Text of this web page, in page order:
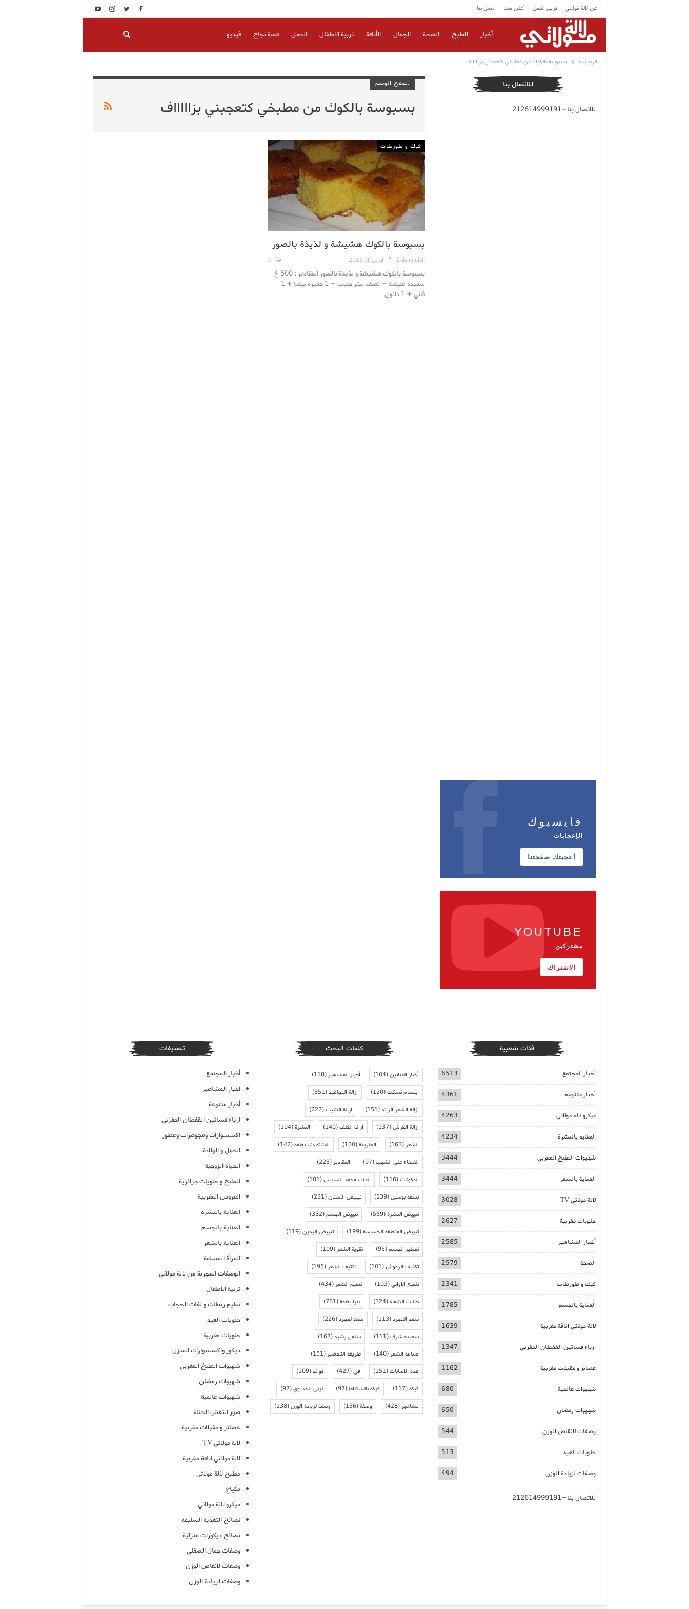
عن لالة مولاتي فريق العمل أعلن معنا اتصل بنا
أخبار الطبخ الصحة الجمال الأناقة تربية الاطفال الحمل قصة نجاح فيديو
الرئيسية بسبوسة بالكوك من مطبخي كتعجبني بزاااااف
تصفح الوسم
بسبوسة بالكوك من مطبخي كتعجبني بزاااااف
كيك و طورطات
بسبوسة بالكوك هشيشة و لذيذة بالصور
Lalamoulati أبريل 1, 2015
بسبوسة بالكوك هشيشة و لذيذة بالصور المقادير : 500 غ
سميدة غليضة + نصف ليتر حليب + 1 خميرة بيضا + 1
فاني + 1 دانون…
للاتصال بنا
للاتصال بنا+212614999191
فايسبوك
الإعجابات
أعجبتك صفحتنا
YOUTUBE
مشتركين
الاشتراك
فئات شعبية
أخبار المجتمع 6513
أخبار متنوعة 4361
ميكرو لالة مولاتي 4263
العناية بالبشرة 4234
شهيوات الطبخ المغربي 3444
العناية بالشعر 3444
لالة مولاتي TV 3028
حلويات مغربية 2627
أخبار المشاهير 2585
الصحة 2579
كيك و طورطات 2341
العناية بالجسم 1785
لالة مولاتي اناقة مغربية 1639
ازياء فساتين القفطان المغربي 1347
عصائر و مقبلات مغربية 1162
شهيوات عالمية 680
شهيوات رمضان 650
وصفات لانقاص الوزن 544
حلويات العيد 513
وصفات لزيادة الوزن 494
للاتصال بنا+212614999191
كلمات البحث
أخبار الفنانين(104) أخبار المشاهير(118)
ابتسام تسكت(120) ازالة التجاعيد(351)
ازالة الشعر الزائد(151) ازالة الشيب(222)
ازالة الكرش(137) ازالة الكلف(140) البشرة(194)
الشعر(163) الطريقة(130) الفنانة دنيا بطمة(142)
القضاء على الشيب(97) المقادير(223)
المكونات(116) الملك محمد السادس(101)
بسمة بوسيل(139) تبييض الاسنان(231)
تبييض البشرة(559) تبييض الجسم(332)
تبييض المنطقة الحساسة(199) تبييض اليدين(119)
تعطير الجسم(95) تقوية الشعر(109)
تكثيف الرموش(101) تكثيف الشعر(195)
تلميع الاواني(103) تنعيم الشعر(434)
حالات الشفاء(124) دنيا بطمة(761)
سعد المجرد(113) سعد لمجرد(226)
سعيدة شرف(111) سلمى رشيد(167)
صباغة الشعر(140) طريقة التحضير(151)
عدد الاصابات(151) فن(427) فوائد(109)
كيكة(117) كيكة بالشكلاط(97) ليلى الحديوي(97)
مشاهير(428) وصفة(156) وصفة لزيادة الوزن(138)
تصنيفات
أخبار المجتمع
أخبار المشاهير
أخبار متنوعة
ازياء فساتين القفطان المغربي
اكسسوارات ومجوهرات وعطور
الحمل و الولادة
الحياة الزوجية
الطبخ و حلويات جزائرية
العروس المغربية
العناية بالبشرة
العناية بالجسم
العناية بالشعر
المرأة المسلمة
الوصفات المجربة من لالة مولاتي
تربية الاطفال
تعليم ربطات و لفات الحجاب
حلويات العيد
حلويات مغربية
ديكور واكسسوارات المنزل
شهيوات الطبخ المغربي
شهيوات رمضان
شهيوات عالمية
صور النقش الحناء
عصائر و مقبلات مغربية
لالة مولاتي TV
لالة مولاتي اناقة مغربية
مطبخ لالة مولاتي
مكياج
ميكرو لالة مولاتي
نصائح التغذية السليمة
نصائح ديكورات منزلية
وصفات جمال الصقلي
وصفات لانقاص الوزن
وصفات لزيادة الوزن